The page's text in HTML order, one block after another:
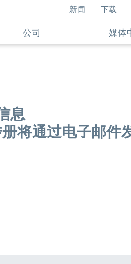
新闻 下载
公司 媒体
息
册将通过电子邮件